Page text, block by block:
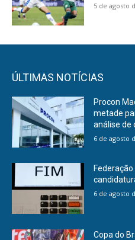
5 de agosto
ÚLTIMAS NOTÍCIAS
Procon
metade
análise de
6 de agosto
6 de agosto
Copa do